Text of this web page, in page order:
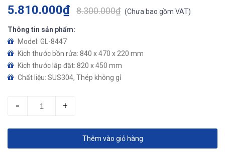
5.810.000₫ 8.300.000₫ (Chưa bao gồm VAT)
Thông tin sản phẩm:
Model: GL-8447
Kích thước bồn rửa: 840 x 470 x 220 mm
Kích thước lắp đặt: 820 x 450 mm
Chất liệu: SUS304, Thép không gỉ
Sản phẩm chống trầy, xước
- +
Thêm vào giỏ hàng